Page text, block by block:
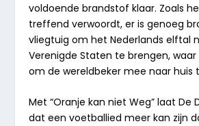
voldoende brandstof klaar. Zoals
treffend verwoordt, er is genoeg
vliegtuig om het Nederlands elftal
Verenigde Staten te brengen,
om de wereldbeker mee naar huis
Met “Oranje kan niet Weg” laat De
dat een voetballied meer kan zijn